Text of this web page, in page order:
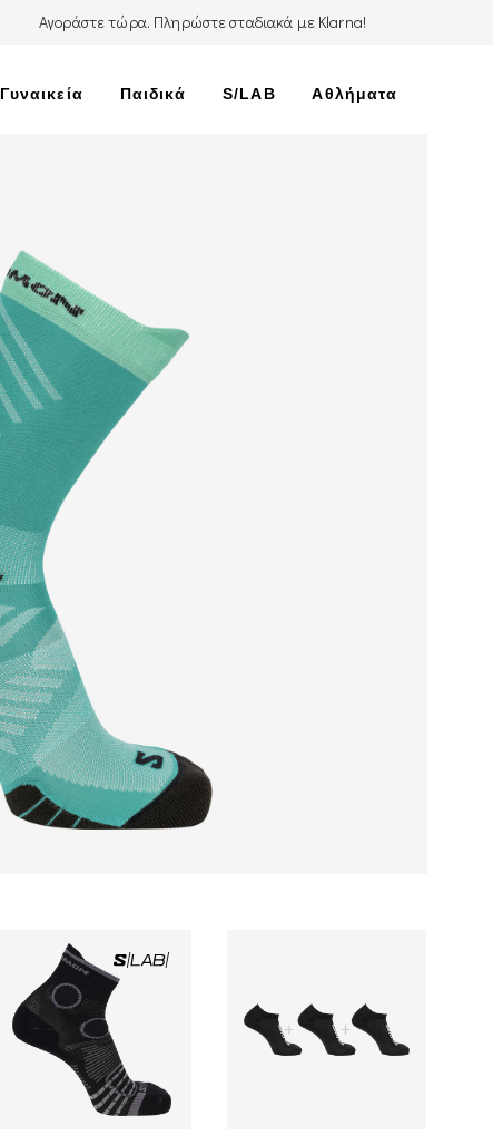
Αγοράστε τώρα. Πληρώστε σταδιακά με Klarna!
Γυναικεία Παιδικά S/LAB Αθλήματα